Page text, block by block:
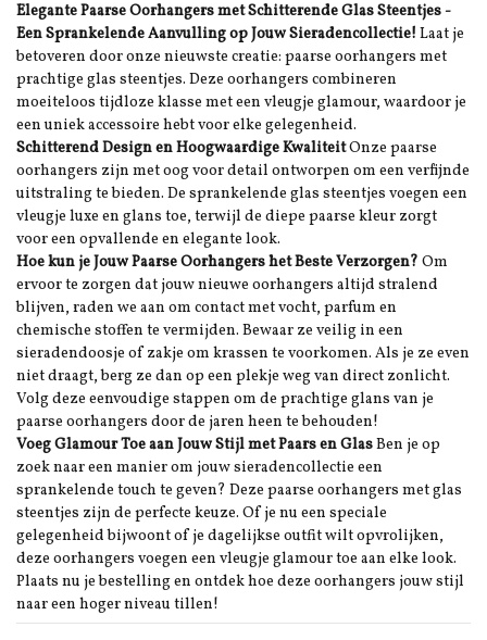
Elegante Paarse Oorhangers met Schitterende Glas Steentjes -
Een Sprankelende Aanvulling op Jouw Sieradencollectie! Laat je
betoveren door onze nieuwste creatie: paarse oorhangers met
prachtige glas steentjes. Deze oorhangers combineren
moeiteloos tijdloze klasse met een vleugje glamour, waardoor je
een uniek accessoire hebt voor elke gelegenheid.
Schitterend Design en Hoogwaardige KwaliteitOnze paarse
oorhangers zijn met oog voor detail ontworpen om een verfijnde
uitstraling te bieden. De sprankelende glas steentjes voegen een
vleugje luxe en glans toe, terwijl de diepe paarse kleur zorgt
voor een opvallende en elegante look.
Hoe kun je Jouw Paarse Oorhangers het Beste Verzorgen? Om
ervoor te zorgen dat jouw nieuwe oorhangers altijd stralend
blijven, raden we aan om contact met vocht, parfum en
chemische stoffen te vermijden. Bewaar ze veilig in een
sieradendoosje of zakje om krassen te voorkomen. Als je ze even
niet draagt, berg ze dan op een plekje weg van direct zonlicht.
Volg deze eenvoudige stappen om de prachtige glans van je
paarse oorhangers door de jaren heen te behouden!
Voeg Glamour Toe aan Jouw Stijl met Paars en GlasBen je op
zoek naar een manier om jouw sieradencollectie een
sprankelende touch te geven? Deze paarse oorhangers met glas
steentjes zijn de perfecte keuze. Of je nu een speciale
gelegenheid bijwoont of je dagelijkse outfit wilt opvrolijken,
deze oorhangers voegen een vleugje glamour toe aan elke look.
Plaats nu je bestelling en ontdek hoe deze oorhangers jouw stijl
naar een hoger niveau tillen!